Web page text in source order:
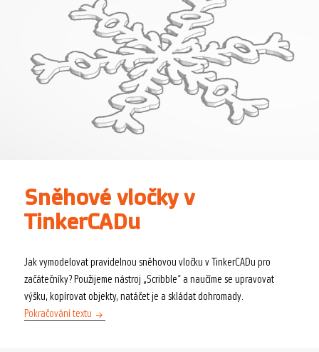
Sněhové vločky v
TinkerCADu
Jak vymodelovat pravidelnou sněhovou vločku v TinkerCADu pro
začátečníky? Použijeme nástroj „Scribble“ a naučíme se upravovat
výšku, kopírovat objekty, natáčet je a skládat dohromady.
Pokračování textu Sněhové vločky v TinkerCADu